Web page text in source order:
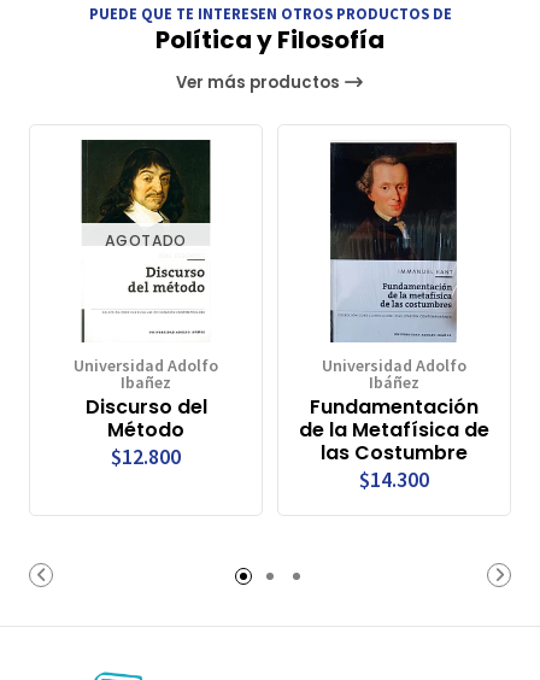
PUEDE QUE TE INTERESEN OTROS PRODUCTOS DE
Política y Filosofía
Ver más productos
AGOTADO
Universidad Adolfo
Ibañez
Discurso del
Método
$12.800
Universidad Adolfo
Ibáñez
Fundamentación
de la Metafísica de
las Costumbre
$14.300